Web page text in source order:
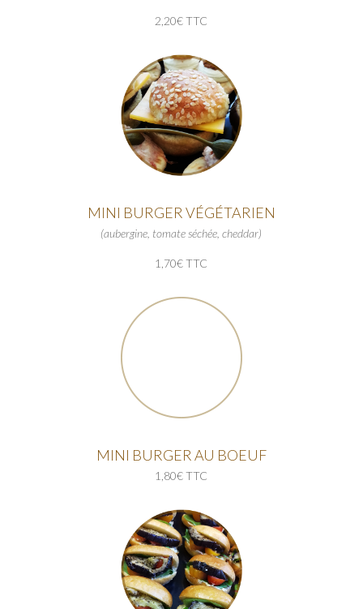
2,20€ TTC
MINI BURGER VÉGÉTARIEN
(aubergine, tomate séchée, cheddar)
1,70€ TTC
MINI BURGER AU BOEUF
1,80€ TTC